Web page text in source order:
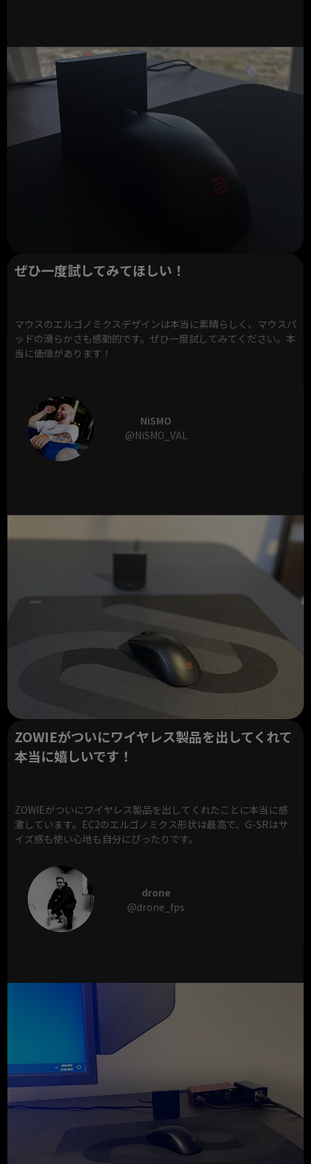
ぜひ一度試してみてほしい！
マウスのエルゴノミクスデザインは本当に素晴らしく、マウスパ
ッドの滑らかさも感動的です。ぜひ一度試してみてください。本
当に価値があります！
NiSMO
@NiSMO_VAL
ZOWIEがついにワイヤレス製品を出してくれて
本当に嬉しいです！
ZOWIEがついにワイヤレス製品を出してくれたことに本当に感
激しています。EC2のエルゴノミクス形状は最高で、G-SRはサ
イズ感も使い心地も自分にぴったりです。
drone
@drone_fps